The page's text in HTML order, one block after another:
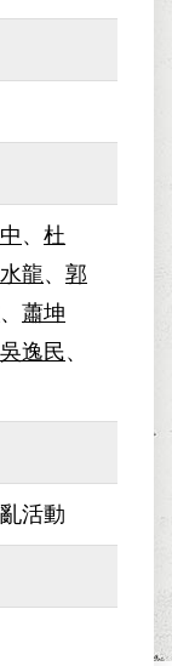
、 杜
龍、 郭
、 蕭坤
吳逸民、
活動